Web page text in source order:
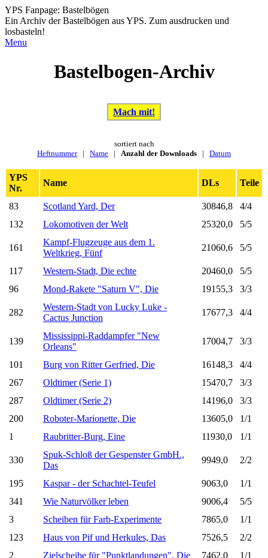
YPS Fanpage: Bastelbögen
Ein Archiv der Bastelbögen aus YPS. Zum ausdrucken und
losbasteln!
Menu
Bastelbogen-Archiv
Mach mit!
sortiert nach
Heftnummer| Name | Anzahl der Downloads | Datum
YPS
Nr.
Name DLs Teile
83 Scotland Yard, Der 30846,8
4/4
132
Lokomotiven der Welt 25320,0 5/5
161
Kampf-Flugzeuge aus dem 1.
Weltkrieg, Fünf
21060,6 5/5
117 Western-Stadt, Die echte 20460,0
5/5
96
Mond-Rakete "Saturn V", Die 19155,3 3/3
282
Western-Stadt von Lucky Luke -
Cactus Junction
17677,3 4/4
139
Mississippi-Raddampfer "New
Orleans"
17004,7 3/3
101 Burg von Ritter Gerfried, Die 16148,3
4/4
267
Oldtimer (Serie 1) 15470,7
3/3
287
Oldtimer (Serie 2) 14196,0
3/3
200
Roboter-Marionette, Die 13605,0
1/1
1
Raubritter-Burg, Eine 11930,0 1/1
330
Spuk-Schloß der Gespenster GmbH.,
Das
9949,0 2/2
195 Kaspar - der Schachtel-Teufel 9063,0
1/1
341
Wie Naturvölker leben 9006,4
5/5
3
Scheiben für Farb-Experimente 7865,0
1/1
123
Haus von Pif und Herkules, Das 7526,5
2/2
2
Zielscheibe für "Punktlandungen", Die 7462,0
1/1